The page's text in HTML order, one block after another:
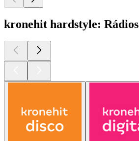
kronehit hardstyle: